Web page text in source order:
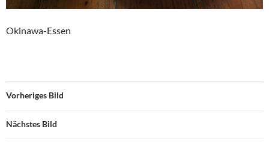
Okinawa-Essen
Vorheriges Bild
Nächstes Bild